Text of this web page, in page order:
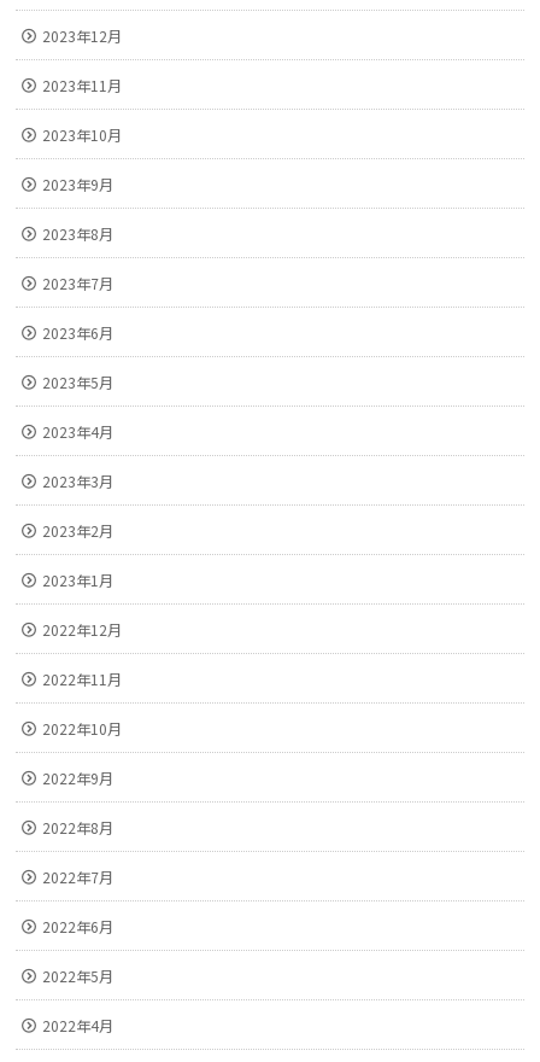
2023年12月
2023年11月
2023年10月
2023年9月
2023年8月
2023年7月
2023年6月
2023年5月
2023年4月
2023年3月
2023年2月
2023年1月
2022年12月
2022年11月
2022年10月
2022年9月
2022年8月
2022年7月
2022年6月
2022年5月
2022年4月